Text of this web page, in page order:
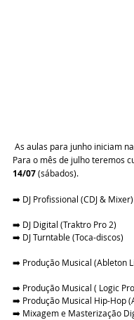
As aulas para junho iniciam
Para o mês de julho teremos
14/07 (sábados).
➡️ DJ Profissional (CDJ & Mixer)
➡️ DJ Digital (Traktro Pro 2)
➡️ DJ Turntable (Toca-discos)
➡️ Produção Musical (Ableton
➡️ Produção Musical ( Logic
➡️ Produção Musical Hip-Hop
➡️ Mixagem e Masterização